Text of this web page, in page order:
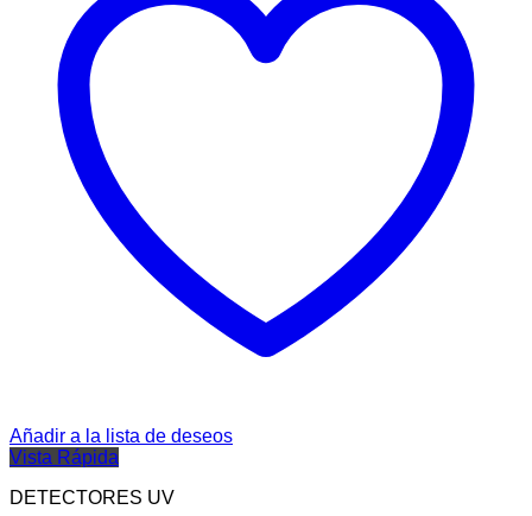
Añadir a la lista de deseos
Vista Rápida
DETECTORES UV